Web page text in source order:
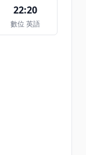
22:20
數位 英語